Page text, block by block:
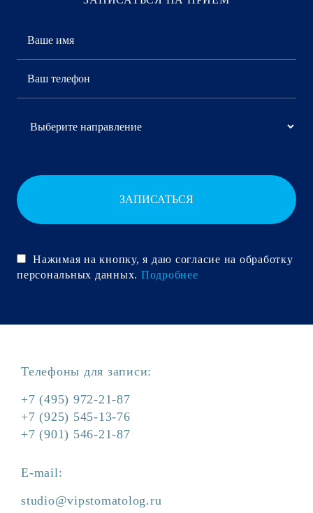
ЗАПИСАТЬСЯ
Нажимая на кнопку, я даю согласие на обработку
персональных данных. Подробнее
Телефоны для записи:
+7 (495) 972-21-87
+7 (925) 545-13-76
+7 (901) 546-21-87
E-mail:
studio@vipstomatolog.ru